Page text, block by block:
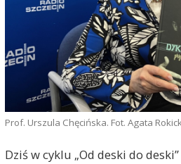
Prof. Urszula Chęcińska. Fot. Agata
Dziś w cyklu „Od deski do